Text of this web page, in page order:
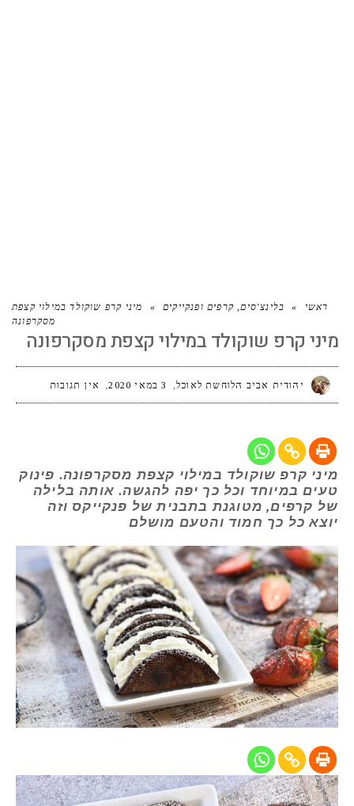
ראשי » בלינצ'סים, קרפים ופנקייקים »
מיני קרפ שוקולד במילוי קצפת
מסקרפונה
מיני קרפ שוקולד במילוי קצפת מסקרפונה
יהודית אביב הלוחשת לאוכל 3 במאי 2020 אין תגובות
מיני קרפ שוקולד במילוי קצפת מסקרפונה. פינוק
טעים במיוחד וכל כך יפה להגשה. אותה בלילה
של קרפים, מטוגנת בתבנית של פנקייקס וזה
יוצא כל כך חמוד והטעם מושלם